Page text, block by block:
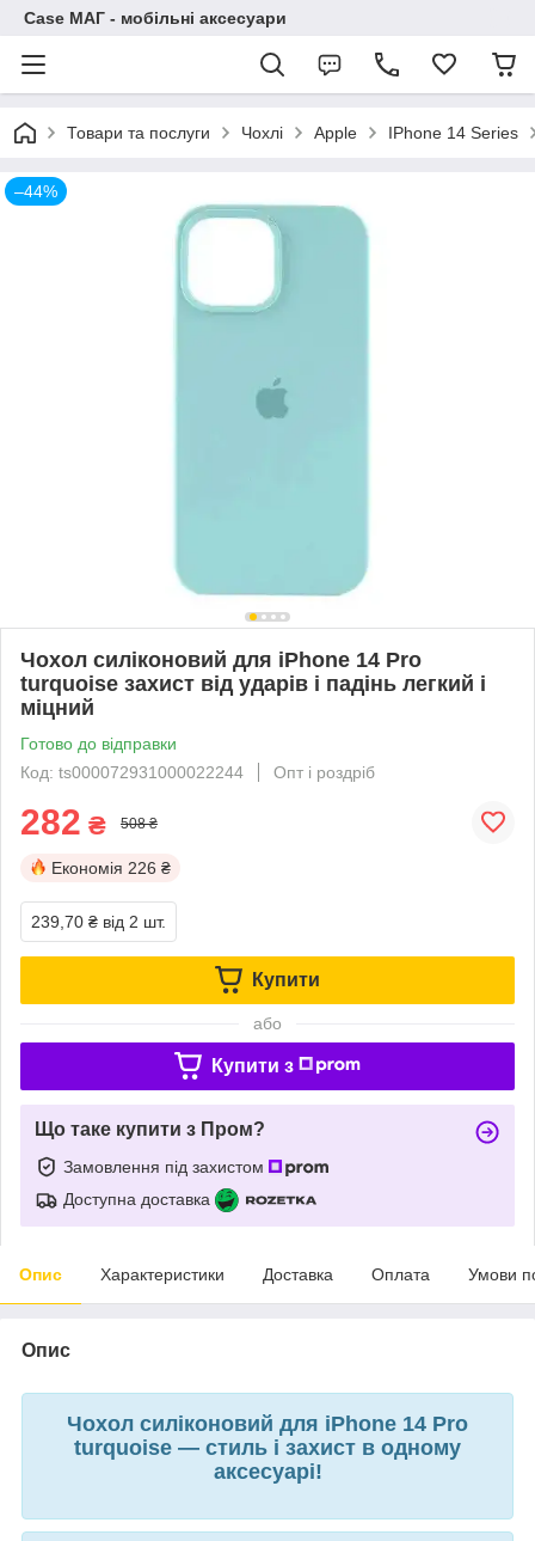
Case МАГ - мобільні аксесуари
Товари та послуги Чохлі Apple IPhone 14 Series
–44%
Чохол силіконовий для iPhone 14 Pro
turquoise захист від ударів і падінь легкий і
міцний
Готово до відправки
Код: ts000072931000022244
Опт і роздріб
282 ₴ 508 ₴
Економія 226 ₴
239,70 ₴ від 2 шт.
Купити
або
Купити з
Що таке купити з Пром?
Замовлення під захистом
Доступна доставка
Опис Характеристики Доставка Оплата Умови
Опис
Чохол силіконовий для iPhone 14 Pro
turquoise — стиль і захист в одному
аксесуарі!